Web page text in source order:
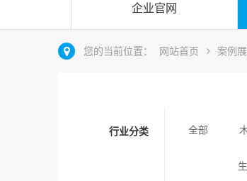
企业官网
您的当前位置： 网站首页 案例
行业分类 全部